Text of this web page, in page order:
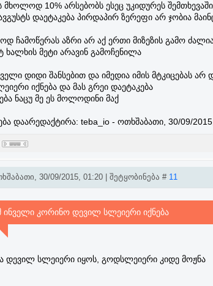
მხოლოდ 10% არსებობს ესეც უკიდურეს
დაეტაკება პირდაპირ ზერეფი არ ჯობია
ჩამოწერას აზრი არ აქ ერთი მიზეზის გამო
ხალხის მეტი არავინ გამოჩენილა
დიდი შანსებით და იმედია იმის მტკიცებას
იქნება და მას გრეი დაეტაკება
ნაცუ მე ეს მოლოდინი მაქ
დაარედაქტირა: teba_io- ოთხშაბათი, 30/09/
30/09/2015, 01:20 | შეტყობინება # 11
ინველი კორინო დევილ სლეიერი იქნება
დევილ სლეიერი იყოს, გოდსლეიერი კიდე მოჟნა